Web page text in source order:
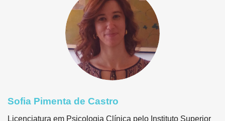
Sofia Pimenta de Castro
Licenciatura em Psicologia Clínica pelo Instituto Superior